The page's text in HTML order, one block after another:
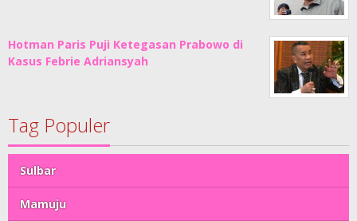
Hotman Paris Puji Ketegasan Prabowo di
Kasus Febrie Adriansyah
Tag Populer
Sulbar
Mamuju